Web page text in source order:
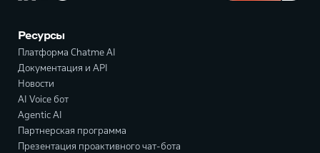
Ресурсы
Платформа Chatme AI
Документация и API
Новости
AI Voice бот
Agentic AI
Партнерская программа
Презентация проактивного чат-бота